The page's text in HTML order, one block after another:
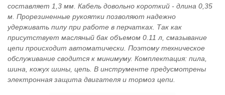
составляет 1,3 мм. Кабель довольно короткий - длина 0,35
м. Прорезиненные рукоятки позволяют надежно
удерживать пилу при работе в перчатках. Так как
присутствует масляный бак объемом 0.11 л, смазывание
цепи происходит автоматически. Поэтому техническое
обслуживание сводится к минимуму. Комплектация: пила,
шина, кожух шины, цепь. В инструменте предусмотрены
электронная защита двигателя и тормоз цепи.